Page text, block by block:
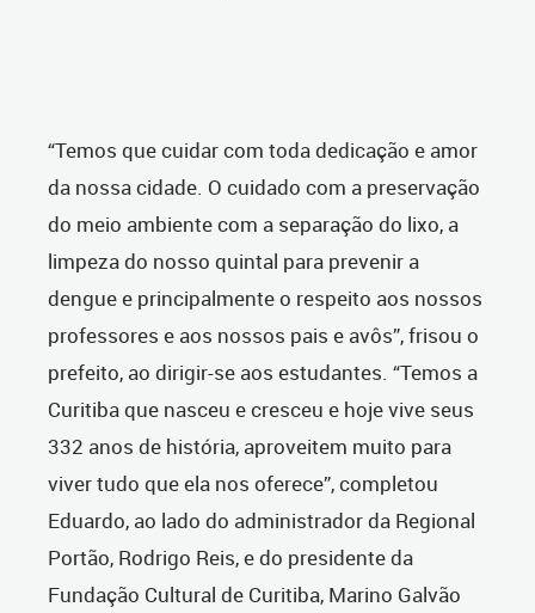
“Temos que cuidar com toda dedicação e amor
da nossa cidade. O cuidado com a preservação
do meio ambiente com a separação do lixo, a
limpeza do nosso quintal para prevenir a
dengue e principalmente o respeito aos nossos
professores e aos nossos pais e avôs”, frisou o
prefeito, ao dirigir-se aos estudantes. “Temos a
Curitiba que nasceu e cresceu e hoje vive seus
332 anos de história, aproveitem muito para
viver tudo que ela nos oferece”, completou
Eduardo, ao lado do administrador da Regional
Portão, Rodrigo Reis, e do presidente da
Fundação Cultural de Curitiba, Marino Galvão